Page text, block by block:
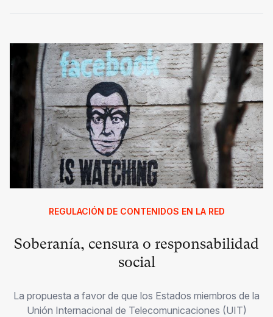
REGULACIÓN DE CONTENIDOS EN LA RED
Soberanía, censura o responsabilidad
social
La propuesta a favor de que los Estados miembros de la
Unión Internacional de Telecomunicaciones (UIT)